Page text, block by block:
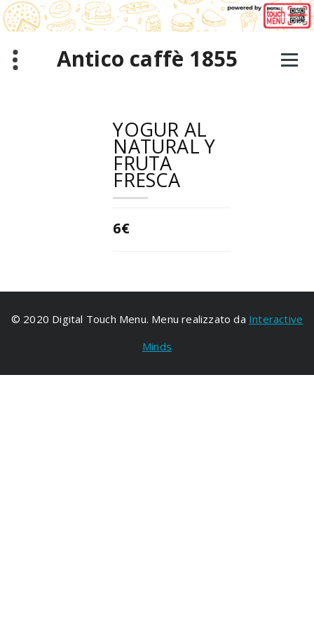
Saltar
al
contenido
Antico caffè 1855
YOGUR AL
NATURAL Y
FRUTA
FRESCA
6€
© 2020 Digital Touch Menu. Menu realizzato da Interactive
Minds